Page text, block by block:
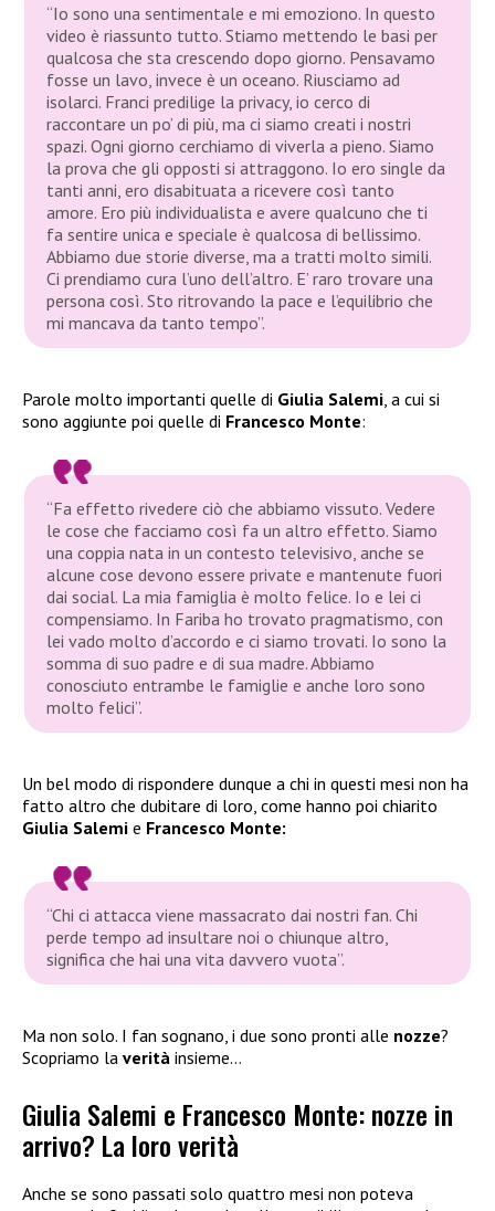
“Io sono una sentimentale e mi emoziono. In questo
video è riassunto tutto. Stiamo mettendo le basi per
qualcosa che sta crescendo dopo giorno. Pensavamo
fosse un lavo, invece è un oceano. Riusciamo ad
isolarci. Franci predilige la privacy, io cerco di
raccontare un po’ di più, ma ci siamo creati i nostri
spazi. Ogni giorno cerchiamo di viverla a pieno. Siamo
la prova che gli opposti si attraggono. Io ero single da
tanti anni, ero disabituata a ricevere così tanto
amore. Ero più individualista e avere qualcuno che ti
fa sentire unica e speciale è qualcosa di bellissimo.
Abbiamo due storie diverse, ma a tratti molto simili.
Ci prendiamo cura l’uno dell’altro. E’ raro trovare una
persona così. Sto ritrovando la pace e l’equilibrio che
mi mancava da tanto tempo”.
Parole molto importanti quelle di Giulia Salemi , a cui si
sono aggiunte poi quelle di Francesco Monte:
“Fa effetto rivedere ciò che abbiamo vissuto. Vedere
le cose che facciamo così fa un altro effetto. Siamo
una coppia nata in un contesto televisivo, anche se
alcune cose devono essere private e mantenute fuori
dai social. La mia famiglia è molto felice. Io e lei ci
compensiamo. In Fariba ho trovato pragmatismo, con
lei vado molto d’accordo e ci siamo trovati. Io sono la
somma di suo padre e di sua madre. Abbiamo
conosciuto entrambe le famiglie e anche loro sono
molto felici”.
Un bel modo di rispondere dunque a chi in questi mesi non ha
fatto altro che dubitare di loro, come hanno poi chiarito
Giulia Salemi e Francesco Monte:
“Chi ci attacca viene massacrato dai nostri fan. Chi
perde tempo ad insultare noi o chiunque altro,
significa che hai una vita davvero vuota”.
Ma non solo. I fan sognano, i due sono pronti alle nozze?
Scopriamo la verità insieme…
Giulia Salemi e Francesco Monte: nozze in
arrivo? La loro verità
Anche se sono passati solo quattro mesi non poteva